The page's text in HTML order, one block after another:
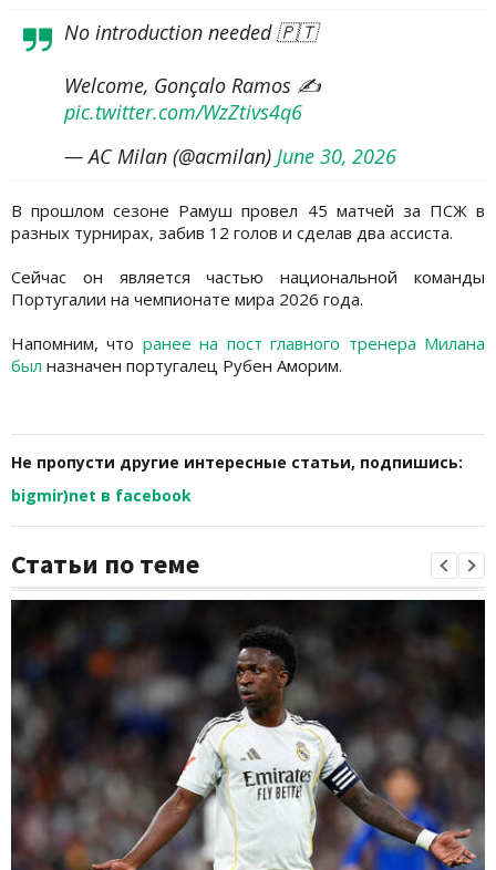
No introduction needed 🇵🇹
Welcome, Gonçalo Ramos ✍️
pic.twitter.com/WzZtivs4q6
— AC Milan (@acmilan) June 30, 2026
В прошлом сезоне Рамуш провел 45 матчей за ПСЖ в
разных турнирах, забив 12 голов и сделав два ассиста.
Сейчас он является частью национальной команды
Португалии на чемпионате мира 2026 года.
Напомним, что ранее на пост главного тренера Милана
был назначен португалец Рубен Аморим.
Не пропусти другие интересные статьи, подпишись:
bigmir)net в facebook
Статьи по теме